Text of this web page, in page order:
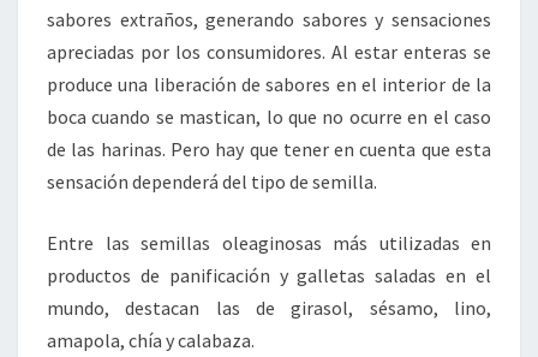
sabores extraños, generando sabores y sensaciones
apreciadas por los consumidores. Al estar enteras se
produce una liberación de sabores en el interior de la
boca cuando se mastican, lo que no ocurre en el caso
de las harinas. Pero hay que tener en cuenta que esta
sensación dependerá del tipo de semilla.
Entre las semillas oleaginosas más utilizadas en
productos de panificación y galletas saladas en el
mundo, destacan las de girasol, sésamo, lino,
amapola, chía y calabaza.